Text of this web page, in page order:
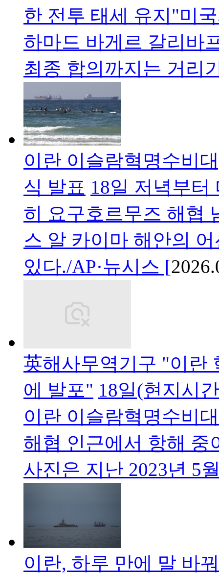
한 전투 태세 유지"미
하마드 바게르 갈리바
최종 합의까지는 거리
이란 이슬람혁명수비
식 발표 18일 저녁부터
히 요구호르무즈 해협
스 알 카이마 해안의
있다./AP·뉴시스 [
英해사무역기구 "이란
에 발포" 18일(현지시
이란 이슬람혁명수비
해협 인근에서 항해 중
사진은 지난 2023년 5
이란, 하루 만에 말 바